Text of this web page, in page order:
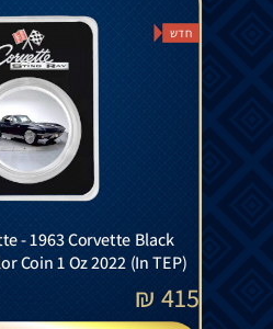
חדש
- 1963 Corvette Black
Coin 1 Oz 2022 (In TEP)
415
₪